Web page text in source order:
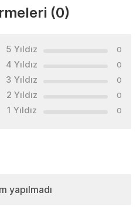
(0)
5 Yıldız 0
4 Yıldız 0
3 Yıldız 0
2 Yıldız 0
1 Yıldız 0
yapılmadı